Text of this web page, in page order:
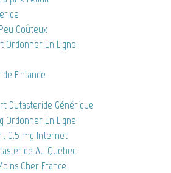
Coûteux
Ordonner En Ligne
Finlande
Dutasteride Générique
Ordonner En Ligne
0.5 mg Internet
Au Quebec
Cher France